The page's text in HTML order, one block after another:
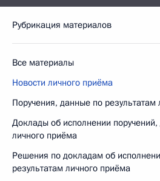
Рубрикация материалов
Все материалы
Новости личного приёма
Поручения, данные по результатам
Доклады об исполнении
личного приёма
Решения по докладам об
результатам личного приёма